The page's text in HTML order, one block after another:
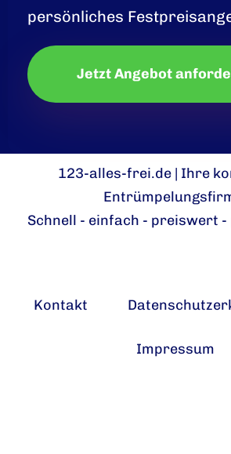
persönliches
Jetzt Angebot
123-alles-frei.de | Ihre
Schnell - einfach - preiswert
Kontakt
Impressum